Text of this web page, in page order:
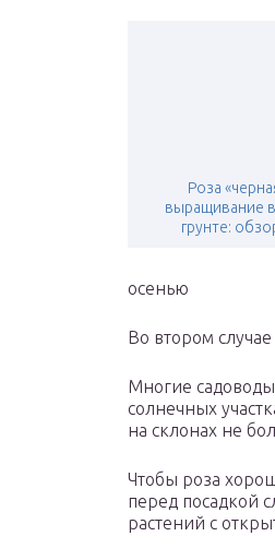
Роза
выращивание
грунте:
осенью
Во втором
Многие садоводы
солнечных
на склонах не
Чтобы роза
перед посадкой
растений с